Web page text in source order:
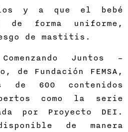
y a que el bebé
forma uniforme,
de mastitis.
Juntos –
de Fundación FEMSA,
de 600 contenidos
como la serie
por Proyecto DEI.
de manera